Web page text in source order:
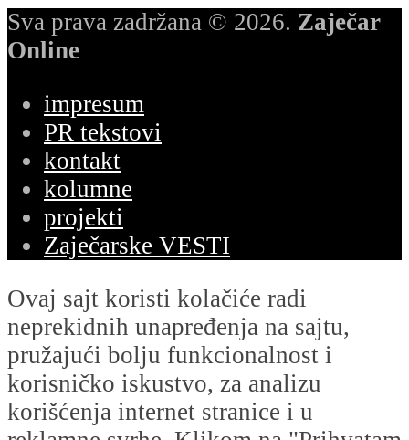
Sva prava zadržana © 2026. Zaječar
Online
impresum
PR tekstovi
kontakt
kolumne
projekti
Zaječarske VESTI
Ovaj sajt koristi kolačiće radi
neprekidnih unapređenja na sajtu,
pružajući bolju funkcionalnost i
korisničko iskustvo, za analizu
korišćenja internet stranice i u